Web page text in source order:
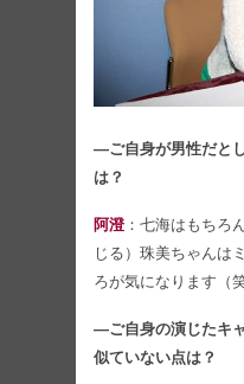
―ご自身が男性だと
は？
阿澄：七海はもちろ
じる）珠美ちゃんは
ろが気になります（笑
―ご自身の演じたキ
似ていない点は？